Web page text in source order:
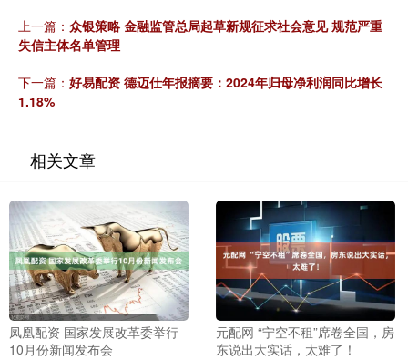
上一篇： 众银策略 金融监管总局起草新规征求社会意见 规范严重
失信主体名单管理
下一篇： 好易配资 德迈仕年报摘要：2024年归母净利润同比增长
1.18%
相关文章
凤凰配资 国家发展改革委举行
10月份新闻发布会
元配网 “宁空不租”席卷全国，房
东说出大实话，太难了！